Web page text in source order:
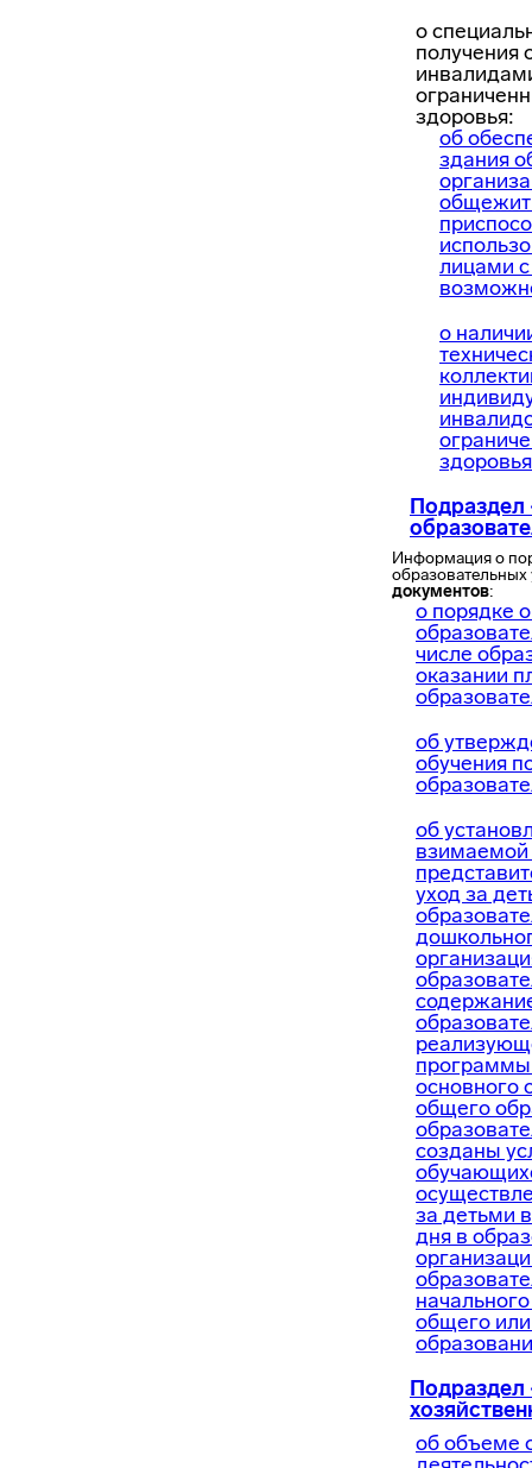
о
получения
здоровья:
об
здания
лицами
о
Информация о
образовательных
документов:
о порядке
числе
оказании
об
обучения
об
взимаемой
уход за
программы
основного
общего
созданы
за детьми
дня в
общего
об объеме